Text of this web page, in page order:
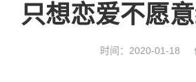
只想恋爱不愿
时间：2020-01-18